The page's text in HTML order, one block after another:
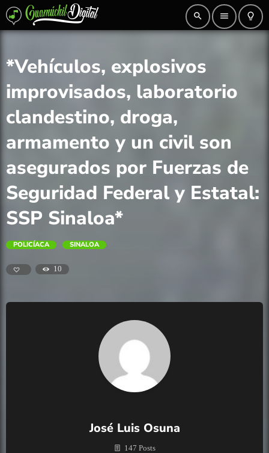
search menu lightbulb_outline
*Vehículos, explosivos
improvisados, laboratorio
clandestino, droga,
armamento y un civil son
asegurados por Fuerzas de
Seguridad Federal y Estatal:
SSP Sinaloa*
POLICÍACA SINALOA
10
José Luis Osuna
147 Posts